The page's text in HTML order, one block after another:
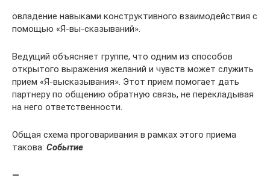
овладение навыками конструктивного взаимодействия с
помощью «Я-вы-сказываний».
Ведущий объясняет группе, что одним из способов
открытого выражения желаний и чувств может служить
прием «Я-высказывания». Этот прием помогает дать
партнеру по общению обратную связь, не перекладывая
на него ответствен­ности.
Общая схема проговаривания в рамках этого приема
такова: Событие
—